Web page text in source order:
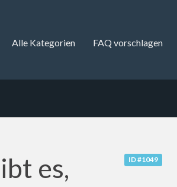
Alle Kategorien FAQ vorschlagen
ID #1049
es,